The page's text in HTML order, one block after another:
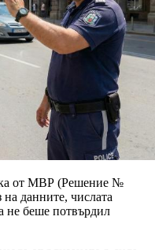
от МВР (Решение №
данните, числата
не беше потвърдил